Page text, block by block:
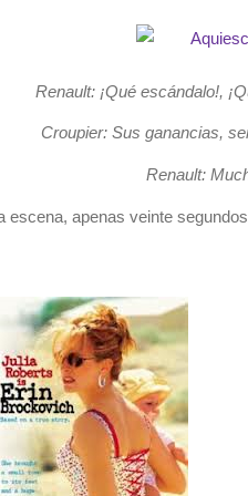
Renault: ¡Qué escándalo!,
Croupier: Sus ganancias,
Renault:
escena, apenas veinte